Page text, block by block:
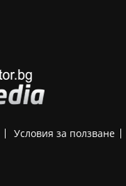
Условия за ползване